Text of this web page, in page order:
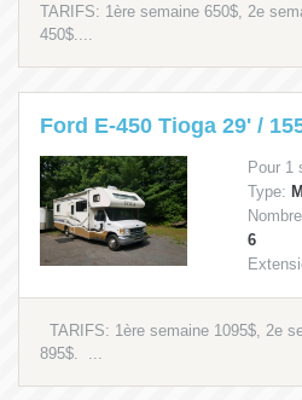
TARIFS: 1ère semaine 650$, 2e
450$....
Ford E-450 Tioga 29' /
Pour 1
Type:
6
TARIFS: 1ère semaine 1095$, 2e
895$. ...